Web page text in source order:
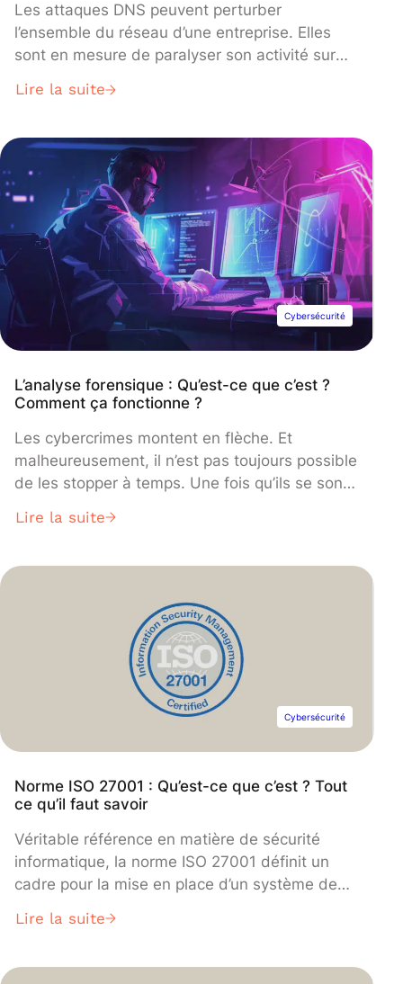
Les attaques DNS peuvent perturber
l’ensemble du réseau d’une entreprise. Elles
sont en mesure de paralyser son activité sur
importantes : indisponibilité du site web et des
des maliciels… En comprenant les mécanismes
de ces attaques et en adoptant des mesures
de prévention adéquates, il est possible de
protéger efficacement son infrastructure.
Lire la suite
Cybersécurité
L’analyse forensique : Qu’est-ce que c’est ?
Comment ça fonctionne ?
Les cybercrimes montent en flèche. Et
malheureusement, il n’est pas toujours possible
de les stopper à temps. Une fois qu’ils se sont
effectuées pour identifier les failles, voire pour
l’analyse forensique entre en jeu. Alors de quoi
? Et surtout comment ? DataScientest répond à
Lire la suite
Cybersécurité
Norme ISO 27001 : Qu’est-ce que c’est ? Tout
ce qu’il faut savoir
Véritable référence en matière de sécurité
informatique, la norme ISO 27001 définit un
cadre pour la mise en place d’un système de
Quelles sont les exigences de la norme ?
réponses.
Lire la suite